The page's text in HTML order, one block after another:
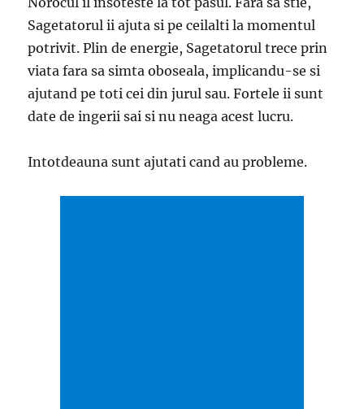
Sagetatorul ii ajuta si pe ceilalti la momentul
potrivit. Plin de energie, Sagetatorul trece prin
viata fara sa simta oboseala, implicandu-se si
ajutand pe toti cei din jurul sau. Fortele ii sunt
date de ingerii sai si nu neaga acest lucru.
Intotdeauna sunt ajutati cand au probleme.